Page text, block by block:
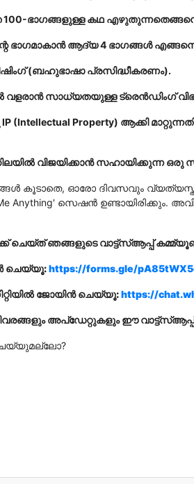
100-ഭാഗങ്ങളുള്ള കഥ
ഭാഗമാകാൻ ആദ്യ 4 ഭാഗങ്ങൾ എങ്ങനെ
(ബഹുഭാഷാ പ്രസിദ്ധീകരണം).
വളരാൻ സാധ്യതയുള്ള ട്രെൻഡിംഗ്
(Intellectual Property) ആക്കി
വിജയിക്കാൻ സഹായിക്കുന്ന
കൂടാതെ, ഓരോ ദിവസവും
Anything' സെഷൻ ഉണ്ടായിരിക്കും.
ചെയ്ത് ഞങ്ങളുടെ വാട്ട്‌സ്ആപ്പ്
ചെയ്യൂ:https://forms.gle/
ജോയിൻ ചെയ്യൂ:https://
അപ്‌ഡേറ്റുകളും ഈ